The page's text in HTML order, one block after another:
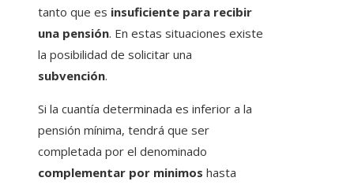
tanto que es insuficiente para recibir
una pensión. En estas situaciones existe
la posibilidad de solicitar una
subvención.
Si la cuantía determinada es inferior a la
pensión mínima, tendrá que ser
completada por el denominado
complementar por minimos hasta